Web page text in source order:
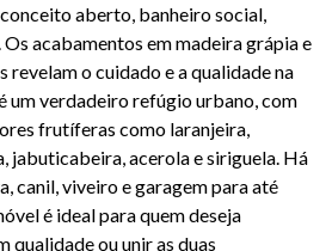
aberto, banheiro social,
acabamentos em madeira grápia e
revelam o cuidado e a qualidade na
um verdadeiro refúgio urbano, com
frutíferas como laranjeira,
jabuticabeira, acerola e siriguela. Há
canil, viveiro e garagem para até
é ideal para quem deseja
qualidade ou unir as duas